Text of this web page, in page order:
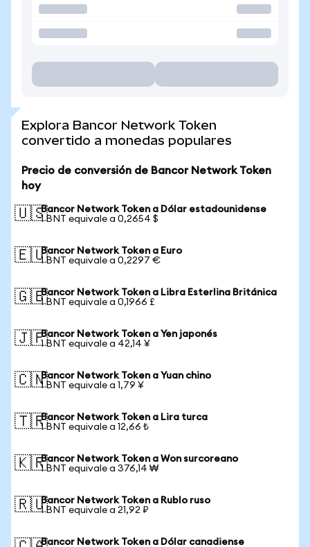
Explora Bancor Network Token
convertido a monedas populares
Precio de conversión de Bancor Network Token
hoy
🇺🇸Bancor Network Token a Dólar estadounidense
1 BNT equivale a 0,2654 $
🇪🇺Bancor Network Token a Euro
1 BNT equivale a 0,2297 €
🇬🇧Bancor Network Token a Libra Esterlina Británica
1 BNT equivale a 0,1966 £
🇯🇵Bancor Network Token a Yen japonés
1 BNT equivale a 42,14 ¥
🇨🇳Bancor Network Token a Yuan chino
1 BNT equivale a 1,79 ¥
🇹🇷Bancor Network Token a Lira turca
1 BNT equivale a 12,66 ₺
🇰🇷Bancor Network Token a Won surcoreano
1 BNT equivale a 376,14 ₩
🇷🇺Bancor Network Token a Rublo ruso
1 BNT equivale a 21,92 ₽
Bancor Network Token a Dólar canadiense